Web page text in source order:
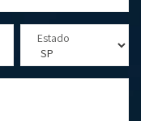
Estado